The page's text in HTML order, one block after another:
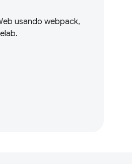
usando webpack,